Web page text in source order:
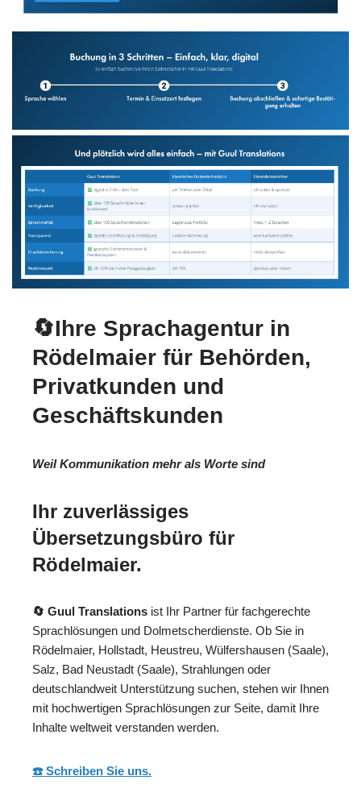
🔄Ihre Sprachagentur in
Rödelmaier für Behörden,
Privatkunden und
Geschäftskunden
Weil Kommunikation mehr als Worte sind
Ihr zuverlässiges
Übersetzungsbüro für
Rödelmaier.
🔄 Guul Translations ist Ihr Partner für fachgerechte
Sprachlösungen und Dolmetscherdienste. Ob Sie in
Rödelmaier, Hollstadt, Heustreu, Wülfershausen (Saale),
Salz, Bad Neustadt (Saale), Strahlungen oder
deutschlandweit Unterstützung suchen, stehen wir Ihnen
mit hochwertigen Sprachlösungen zur Seite, damit Ihre
Inhalte weltweit verstanden werden.
☎️ Schreiben Sie uns.